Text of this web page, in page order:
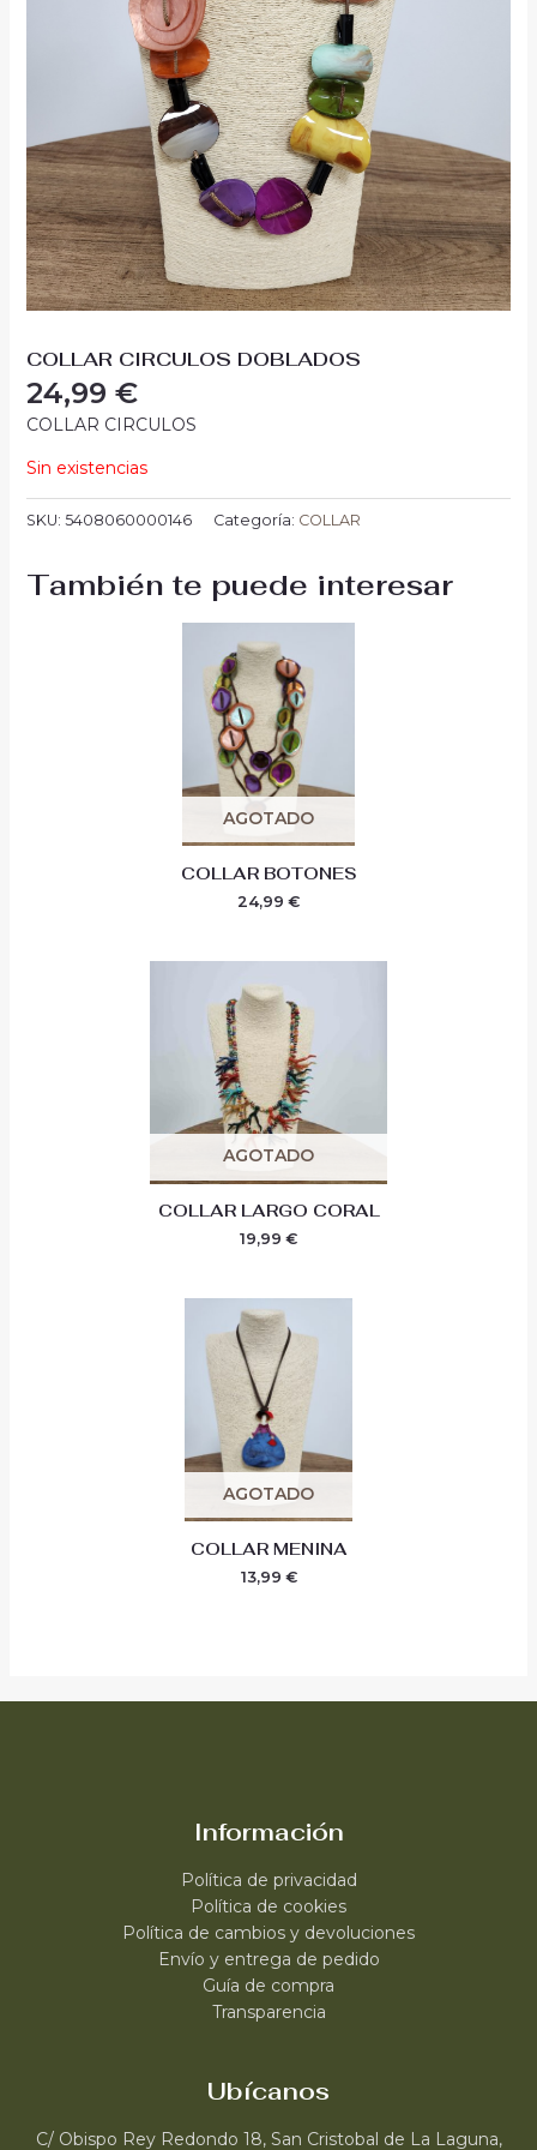
COLLAR CIRCULOS DOBLADOS
24,99 €
COLLAR CIRCULOS
Sin existencias
SKU: 5408060000146 Categoría: COLLAR
También te puede interesar
AGOTADO
COLLAR BOTONES
24,99 €
AGOTADO
COLLAR LARGO CORAL
19,99 €
AGOTADO
COLLAR MENINA
13,99 €
Información
Política de privacidad
Política de cookies
Política de cambios y devoluciones
Envío y entrega de pedido
Guía de compra
Transparencia
Ubícanos
C/ Obispo Rey Redondo 18, San Cristobal de La Laguna,